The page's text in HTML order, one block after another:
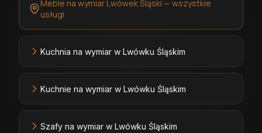
Meble na wymiar Lwówek Śląski — wszystkie
usługi
Kuchnia na wymiar w Lwówku Śląskim
Kuchnie na wymiar w Lwówku Śląskim
Szafy na wymiar w Lwówku Śląskim